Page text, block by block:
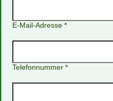
E-Mail-Adresse *
Telefonnummer *